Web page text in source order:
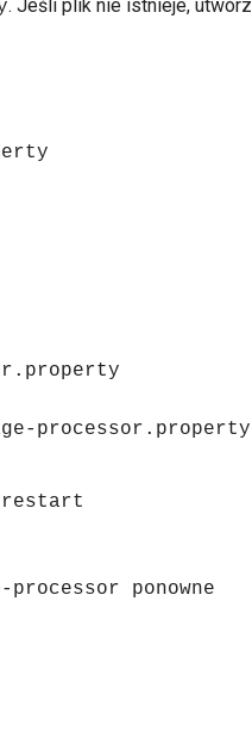
. Jeśli plik nie istnieje, utwórz
processor.property
restart
ponowne